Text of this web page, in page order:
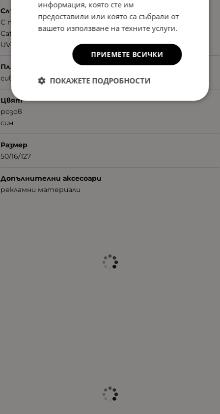
Слънцезащита
С поляризация
Cat.3
UV400nm
Плаки
сиви
Цвят
розов
син
Размер
50/16/127
Допълнителни аксесоари
рекламни материали
информация, която сте им
предоставили или която са събрали от
вашето използване на техните услуги.
ПРИЕМЕТЕ ВСИЧКИ
ПОКАЖЕТЕ ПОДРОБНОСТИ